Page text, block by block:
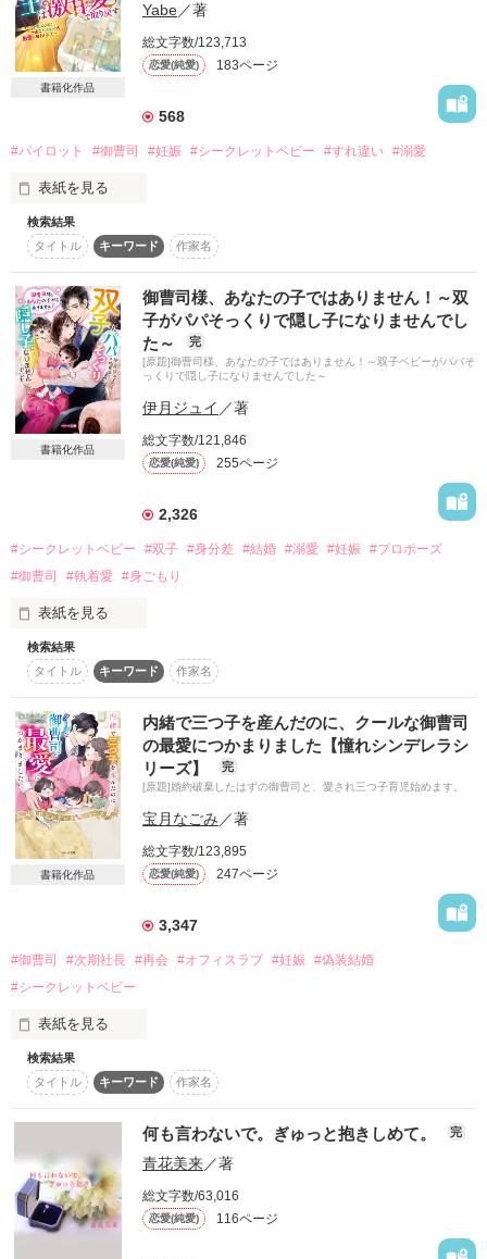
「その子が誰の血を引いていようと
あと三ヶ月、君は俺の妻だ」
二年半ぶりに私を探し出した彼は
子供の父親が自分であることに気付かぬまま
なぜか再び結婚を迫ってくる……
◇　◇　◇
鮭ムニエル様　／　はなさん様
Bian♪様
レビューありがとうございます！
とっても嬉しいです！
励みにさせて頂きます
2022.08.15　start
2022.09.22　end
作品を読む
せめて、お世話になった人たちに挨拶だけでもしたい。
決死の覚悟で脱走した先、似た境遇の青年セオと出会い、
自分の正体を隠したまま一夜をともにしてしまい――
――居場所をなくしたカティアは、
しかし、すでに彼の子を授かっていた。
そして産まれた子ラピスを見て、カティアは驚愕する。
「この子、髪の色がセオとも違う……？」
どうやらセオも、本当の身分と姿を隠していたようで。
そして三年後。
どうやらこの港町に、新国王陛下がやって来るという。
カティアはその国王こそが、ラピスの父親だと知って――？
｡*⑅୨୧ ┈┈ ２０２６年７月５日 ┈┈ ୨୧⑅*｡
ベリーズファンタジー様より刊行予定です
｡*⑅୨୧┈┈┈┈┈┈┈┈┈┈┈┈┈┈୨୧⑅*｡
書籍化作品
Yabe／著
総文字数/123,713
恋愛(純愛) 183ページ
568
#パイロット #御曹司 #妊娠 #シークレットベビー #すれ違い #溺愛
表紙を見る
こちらの作品は、ベリーズ文庫2026年1月刊として刊行予定で
す。
修正前のものになりますので、書籍版とは内容が大きく異なる
箇所があります。
書籍版では番外編も加わる予定ですので、そちらもお楽しみい
ただければと思います。
川島 悠里（かわしま ゆうり）
町工場の社長令嬢
パイロット・大手航空会社の次期社長
父親をきっかけに知り合った男性に、だんだん惹かれて、恋を
けれど、情熱的な一夜を過ごした直後に彼の長期海外出張が決
まり、
しばらく連絡を取るのも難しくなる。
その間に父は病に倒れ、
叔父に会社を乗っ取られてしまう。
横領の疑惑をかけられて、会社を追われて失意のどん底にいた
中、
さらに妊娠が判明して……
鮭ムニエル 様
検索結果
タイトル
キーワード 作家名
書籍化作品
御曹司様、あなたの子ではありません！～双
子がパパそっくりで隠し子になりませんでし
た～
完
[原題]御曹司様、あなたの子ではありません！～双子ベビーがパパそ
っくりで隠し子になりませんでした～
伊月ジュイ ／著
総文字数/121,846
恋愛(純愛) 255ページ
2,326
#シークレットベビー #双子 #身分差 #結婚 #溺愛 #妊娠 #プロポーズ
#御曹司
#執着愛 #身ごもり
表紙を見る
「真実を伝えれば
きっと自身のすべてをなげうってでも
私や子どもたちを優先してくれたと思う
でも――」
彼のためを思って
身を隠した
はずだったのに
――子どもたちがパパそっくりで
旧財閥家の跡取り
31歳
×
芙芝　楓（ふしば　かえで）
28歳
柚希（ゆずき）　二歳半・男の子
検索結果
タイトル
キーワード 作家名
書籍化作品
内緒で三つ子を産んだのに、クールな御曹司
の最愛につかまりました【憧れシンデレラシ
リーズ】
完
[原題]婚約破棄したはずの御曹司と、愛され三つ子育児始めます。
宝月なごみ ／著
総文字数/123,895
恋愛(純愛) 247ページ
3,347
#御曹司 #次期社長 #再会 #オフィスラブ #妊娠 #偽装結婚
#シークレットベビー
表紙を見る
偽装の婚約者を愛してしまい、
結果的に別れを選んだ後に発覚したのは
なんと三つ子の妊娠。
彼には内緒で出産し、
かわいい我が子たちと暮らす
平穏な生活が続くと思っていたのに…
検索結果
タイトル
キーワード 作家名
何も言わないで。ぎゅっと抱きしめて。 完
青花美来／著
総文字数/63,016
恋愛(純愛) 116ページ